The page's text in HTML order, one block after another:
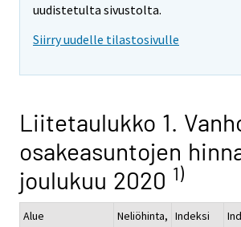
uudistetulta sivustolta.
Siirry uudelle tilastosivulle
Liitetaulukko 1.
osakeasuntojen
joulukuu 2020 1)
Alue
Neliöhinta, Indeksi